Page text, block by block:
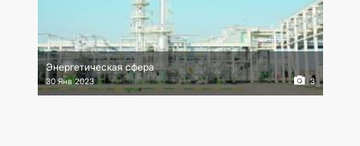
Энергетическая сфера
30 Янв 2023 3